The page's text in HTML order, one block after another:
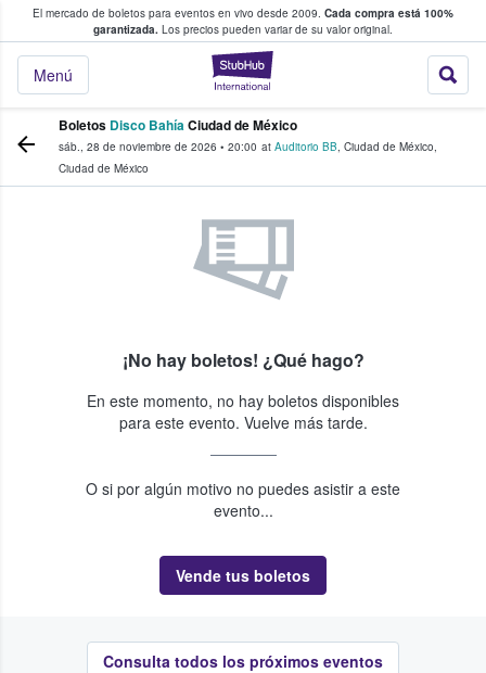
El mercado de boletos para eventos en vivo desde 2009. Cada compra está 100%
garantizada. Los precios pueden variar de su valor original.
StubHub: donde
Menú
fans compran y venden boletos
Boletos Disco BahíaCiudad de México
sáb., 28 de noviembre de 2026 • 20:00 at Auditorio BB, Ciudad de México,
Ciudad de México
¡No hay boletos! ¿Qué hago?
En este momento, no hay boletos disponibles
para este evento. Vuelve más tarde.
O si por algún motivo no puedes asistir a este
evento...
Vende tus boletos
Consulta todos los próximos eventos